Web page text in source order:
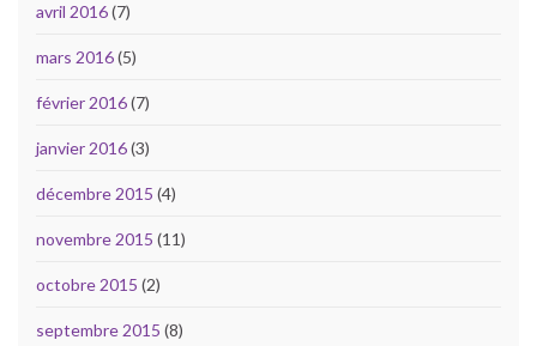
avril 2016(7)
mars 2016(5)
février 2016(7)
janvier 2016(3)
décembre 2015 (4)
novembre 2015 (11)
octobre 2015 (2)
septembre 2015 (8)